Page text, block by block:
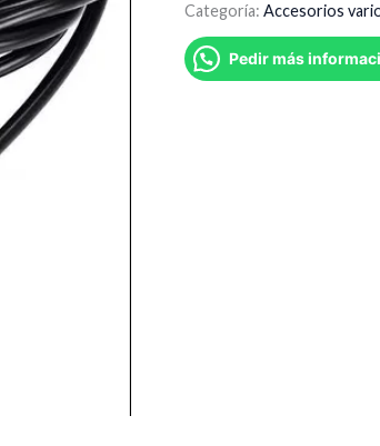
Categoría: Accesorios
Pedir más